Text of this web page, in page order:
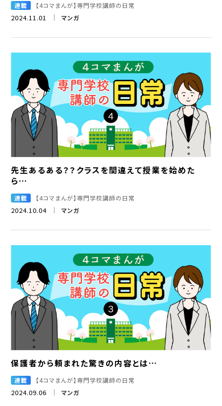
2024.11.01 マンガ
連載 【4コマまんが】専門学校講師の日常
先生あるある？？クラスを間違えて授業を始めた
ら…
2024.10.04 マンガ
連載 【4コマまんが】専門学校講師の日常
保護者から頼まれた驚きの内容とは…
2024.09.06 マンガ
連載 【4コマまんが】専門学校講師の日常